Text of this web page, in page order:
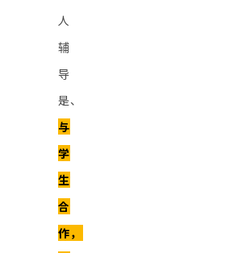
人
辅
导
是、
与
学
生
合
作，